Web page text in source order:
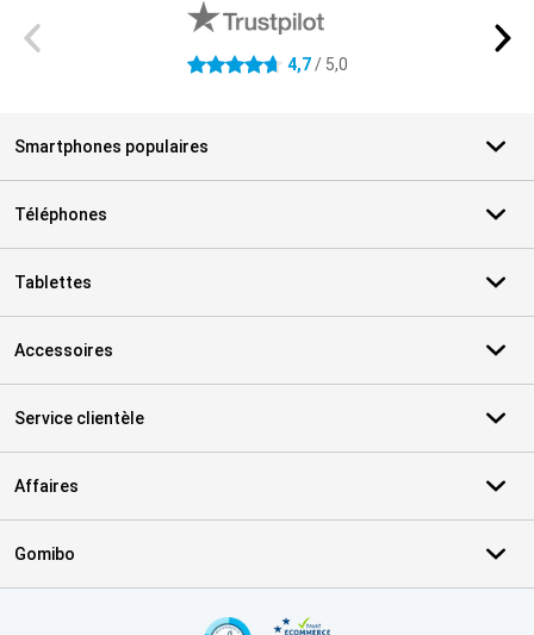
4.7 étoiles 4,7/ 5,0
Smartphones populaires
Téléphones
Tablettes
Accessoires
Service clientèle
Affaires
Gomibo